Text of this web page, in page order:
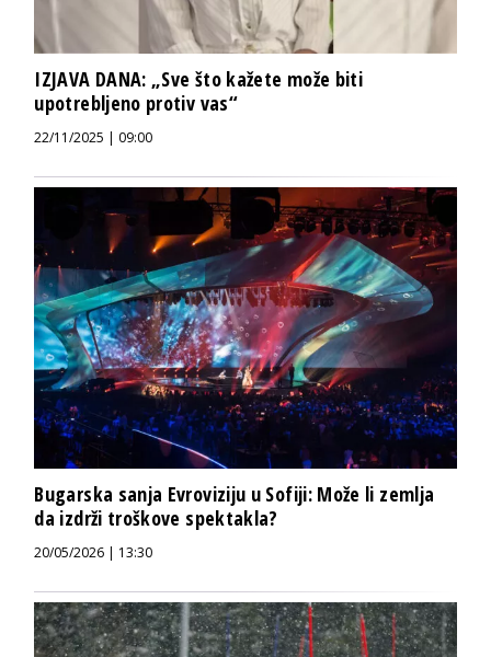
IZJAVA DANA: „Sve što kažete može biti
upotrebljeno protiv vas“
22/11/2025 | 09:00
Bugarska sanja Evroviziju u Sofiji: Može li zemlja
da izdrži troškove spektakla?
20/05/2026 | 13:30